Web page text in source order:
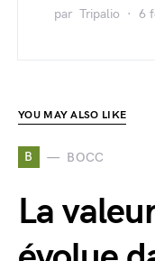
par Tripalio 6
YOU MAY ALSO LIKE
B BOCC
La